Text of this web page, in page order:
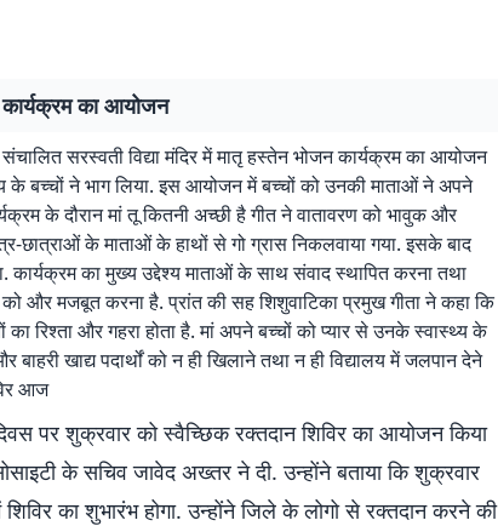
कार्यक्रम का आयोजन
सरस्वती विद्या मंदिर में मातृ हस्तेन भोजन कार्यक्रम का आयोजन
के बच्चों ने भाग लिया. इस आयोजन में बच्चों को उनकी माताओं ने अपने
के दौरान मां तू कितनी अच्छी है गीत ने वातावरण को भावुक और
छात्राओं के माताओं के हाथों से गो ग्रास निकलवाया गया. इसके बाद
कार्यक्रम का मुख्य उद्देश्य माताओं के साथ संवाद स्थापित करना तथा
और मजबूत करना है. प्रांत की सह शिशुवाटिका प्रमुख गीता ने कहा कि
रिश्ता और गहरा होता है. मां अपने बच्चों को प्यार से उनके स्वास्थ्य के
खाद्य पदार्थों को न ही खिलाने तथा न ही विद्यालय में जलपान देने
आज
पर शुक्रवार को स्वैच्छिक रक्तदान शिविर का आयोजन किया
के सचिव जावेद अख्तर ने दी. उन्होंने बताया कि शुक्रवार
का शुभारंभ होगा. उन्होंने जिले के लोगो से रक्तदान करने की